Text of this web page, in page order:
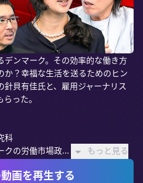
ンマーク。その効率的な働き方
か？幸福な生活を送るためのヒン
針貝有佳氏と、雇用ジャーナリス
った。
科
クの労働市場政...
もっと見る
画を再生する